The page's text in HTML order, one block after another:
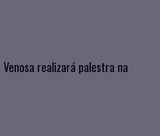
realizará palestra na